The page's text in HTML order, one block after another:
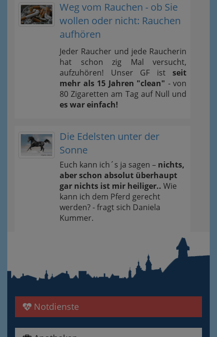
Weg vom Rauchen - ob Sie
wollen oder nicht: Rauchen
aufhören
Jeder Raucher und jede Raucherin
hat schon zig Mal versucht,
aufzuhören! Unser GF ist seit
mehr als 15 Jahren "clean" - von
80 Zigaretten am Tag auf Null und
es war einfach!
Die Edelsten unter der
Sonne
Euch kann ich´s ja sagen – nichts,
aber schon absolut überhaupt
gar nichts ist mir heiliger.. Wie
kann ich dem Pferd gerecht
werden? - fragt sich Daniela
Kummer.
Notdienste